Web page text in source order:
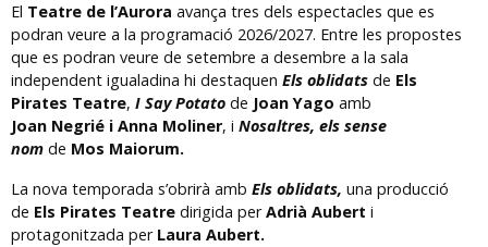
El Teatre de l’Aurora avança tres dels espectacles que es
podran veure a la programació 2026/2027. Entre les propostes
que es podran veure de setembre a desembre a la sala
independent igualadina hi destaquen Els oblidats de Els
Pirates Teatre, I Say Potato de Joan Yago amb
Joan Negrié i Anna Moliner, i Nosaltres, els sense
nom de Mos Maiorum.
La nova temporada s’obrirà amb Els oblidats, una producció
de Els Pirates Teatre dirigida perAdrià Aubert i
protagonitzada per Laura Aubert.